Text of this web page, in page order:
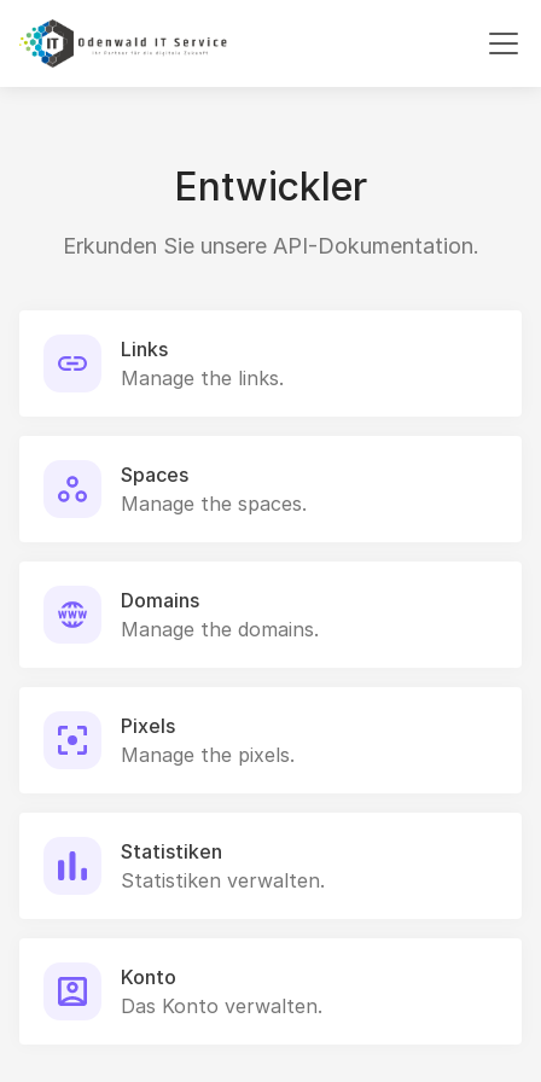
Entwickler
Erkunden Sie unsere API-Dokumentation.
Links
Manage the links.
Spaces
Manage the spaces.
Domains
Manage the domains.
Pixels
Manage the pixels.
Statistiken
Statistiken verwalten.
Konto
Das Konto verwalten.